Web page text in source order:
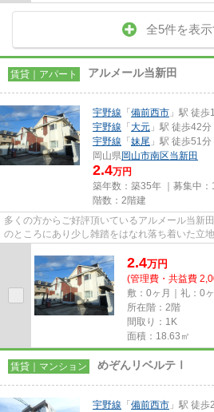
全5件を表示
賃貸｜アパート アルメール当新田
宇野線 「 備前西市 」駅 徒歩
宇野線 「 大元 」駅 徒歩42分
宇野線 「 妹尾 」駅 徒歩51分
岡山県岡山市南区当新田
2.4万円
築年数：築35年 ｜募集中：
階数：2階建
多くの方からご好評頂いているアルメール当新
のところにあり少し雑踏をはなれ落ち着いた立
2.4万円
(管理費・共益費
敷：0ヶ月｜礼：0
所在階：2階
間取り：1K
面積：18.63㎡
賃貸｜マンション めぞんリベルテⅠ
宇野線 「 備前西市 」駅 徒歩